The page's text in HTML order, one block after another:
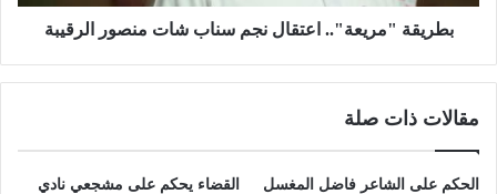
بطريقة "مريعة".. اعتقال نجم سناب شات منصور الرقيبة
مقالات ذات صلة
الحكم على الشاعر فاضل المغسل
القضاء يحكم على مشجعي نادي